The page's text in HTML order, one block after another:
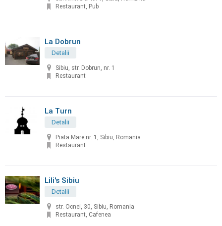
Restaurant, Pub
La Dobrun
Detalii
Sibiu, str. Dobrun, nr. 1
Restaurant
La Turn
Detalii
Piata Mare nr. 1, Sibiu, Romania
Restaurant
Lili's Sibiu
Detalii
str. Ocnei, 30, Sibiu, Romania
Restaurant, Cafenea